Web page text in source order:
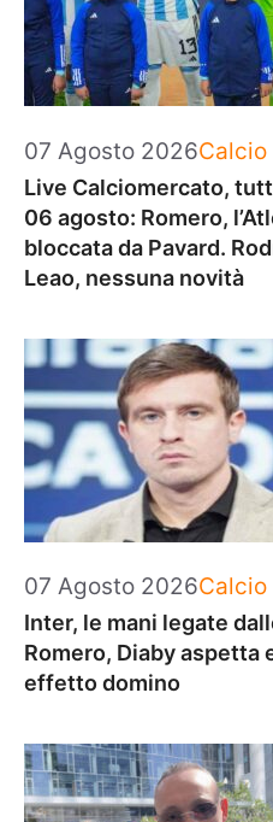
07 Agosto 2026Calcio
Live Calciomercato,
06 agosto: Romero,
bloccata da Pavard.
Leao, nessuna novità
07 Agosto 2026Calcio
Inter, le mani legate
Romero, Diaby aspetta
effetto domino